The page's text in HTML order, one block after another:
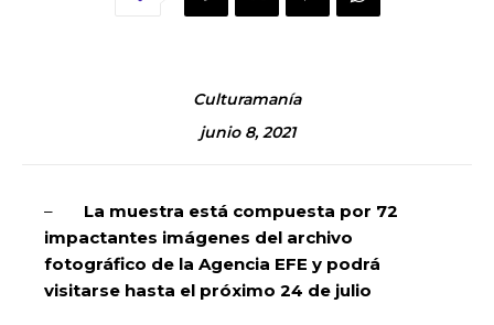
Culturamanía
junio 8, 2021
– La muestra está compuesta por 72
impactantes imágenes del archivo
fotográfico de la Agencia EFE y podrá
visitarse hasta el próximo 24 de julio